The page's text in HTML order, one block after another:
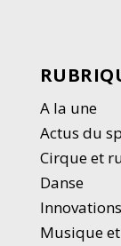
A la une
Actus du
Cirque et
Danse
Musique